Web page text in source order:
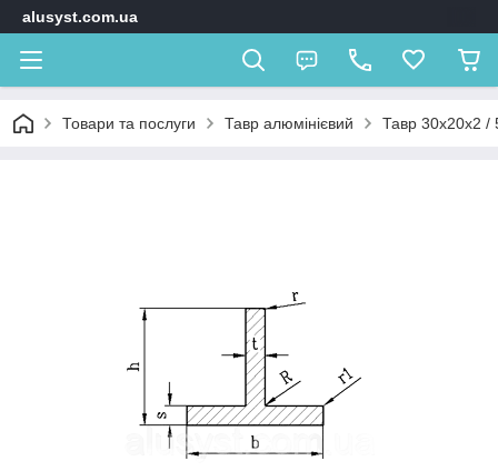
alusyst.com.ua
Товари та послуги Тавр алюмінієвий Тавр 30х20х2 /